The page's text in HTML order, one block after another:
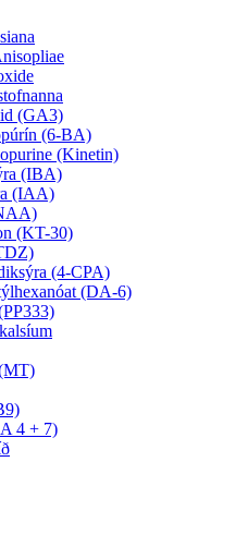
(GA3)
(6-BA)
(Kinetin)
(IBA)
(IAA)
(KT-30)
(4-CPA)
(DA-6)
4 + 7)